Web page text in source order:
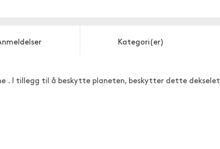
Kategori(er)
. I tillegg til å beskytte planeten, beskytter dette dekselet